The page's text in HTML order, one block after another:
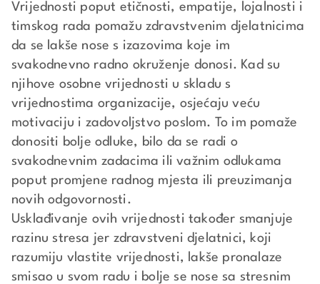
Vrijednosti poput etičnosti, empatije, lojalnosti i
timskog rada pomažu zdravstvenim djelatnicima
da se lakše nose s izazovima koje im
svakodnevno radno okruženje donosi. Kad su
njihove osobne vrijednosti u skladu s
vrijednostima organizacije, osjećaju veću
motivaciju i zadovoljstvo poslom. To im pomaže
donositi bolje odluke, bilo da se radi o
svakodnevnim zadacima ili važnim odlukama
poput promjene radnog mjesta ili preuzimanja
novih odgovornosti.
Usklađivanje ovih vrijednosti također smanjuje
razinu stresa jer zdravstveni djelatnici, koji
razumiju vlastite vrijednosti, lakše pronalaze
smisao u svom radu i bolje se nose sa stresnim